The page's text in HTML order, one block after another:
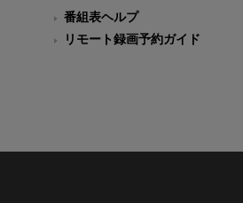
番組表ヘルプ
リモート録画予約ガイド